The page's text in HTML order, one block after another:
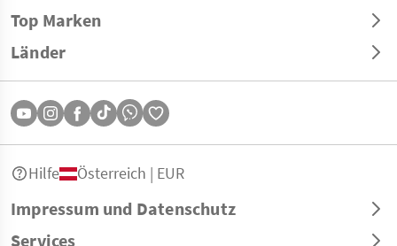
Top Marken
Länder
Impressum und Datenschutz
Services
Hilfe Österreich | EUR